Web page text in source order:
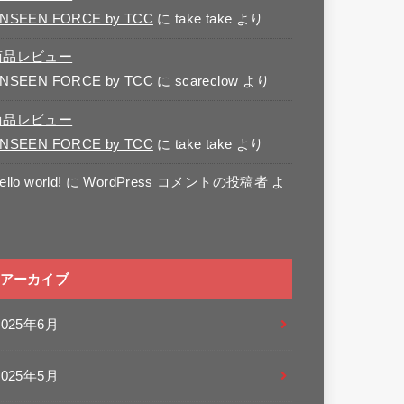
FORCE by TCC に take take より
品レビュー
FORCE by TCC に scareclow より
品レビュー
FORCE by TCC に take take より
world! にWordPress コメントの投稿者よ
アーカイブ
年6月
年5月